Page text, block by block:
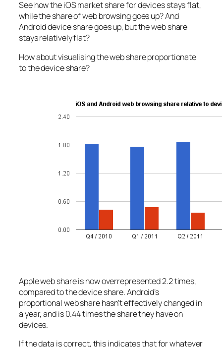
See how the iOS market share for devices stays flat,
while the share of web browsing goes up? And
Android device share goes up, but the web share
stays relatively flat?
How about visualising the web share proportionate
to the device share?
Apple web share is now overrepresented 2.2 times,
compared to the device share. Android’s
proportional web share hasn’t effectively changed in
a year, and is 0.44 times the share they have on
devices.
If the data is correct, this indicates that for whatever